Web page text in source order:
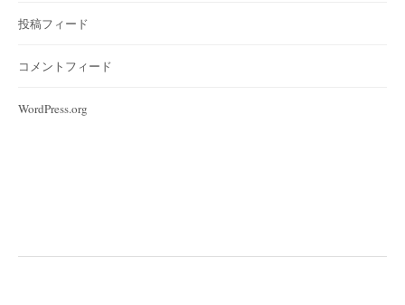
投稿フィード
コメントフィード
WordPress.org